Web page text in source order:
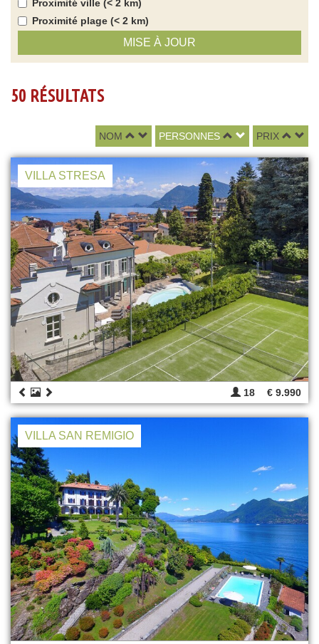
Proximité ville (< 2 km)
Proximité plage (< 2 km)
MISE À JOUR
50 RÉSULTATS
NOM PERSONNES PRIX
VILLA STRESA
18 € 9.990
VILLA SAN REMIGIO